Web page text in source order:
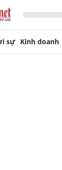
sự Kinh doanh